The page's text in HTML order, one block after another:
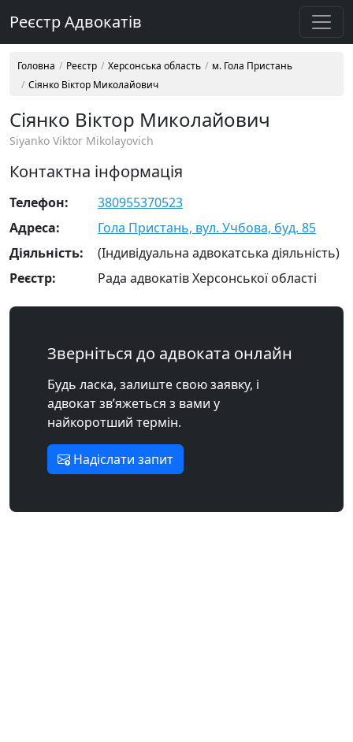
Реєстр Адвокатів
Головна Реєстр Херсонська область
м. Гола Пристань
Сіянко Віктор Миколайович
Сіянко Віктор Миколайович
Siyanko Viktor Mikolayovich
Контактна інформація
Телефон:
380955370523
Адреса:
Гола Пристань, вул. Учбова, буд. 85
Діяльність:
(Індивідуальна адвокатська діяльність)
Реєстр:
Рада адвокатів Херсонської області
Зверніться до адвоката онлайн
Будь ласка, залиште свою заявку, і
адвокат зв’яжеться з вами у
найкоротший термін.
Надіслати запит